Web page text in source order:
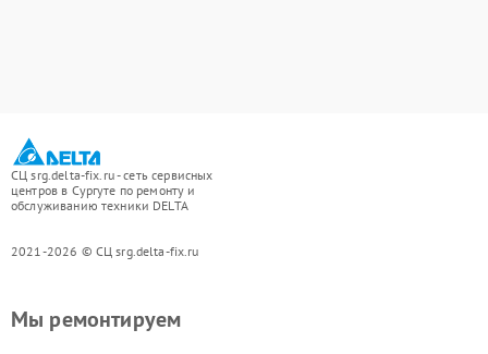
СЦ srg.delta-fix.ru - сеть сервисных
центров в Сургуте по ремонту и
обслуживанию техники DELTA
2021-2026 © СЦ srg.delta-fix.ru
Мы ремонтируем